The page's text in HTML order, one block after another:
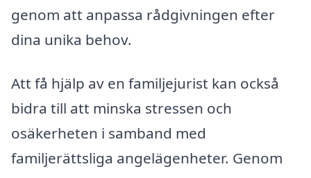
genom att anpassa rådgivningen efter
dina unika behov.
Att få hjälp av en familjejurist kan också
bidra till att minska stressen och
osäkerheten i samband med
familjerättsliga angelägenheter. Genom